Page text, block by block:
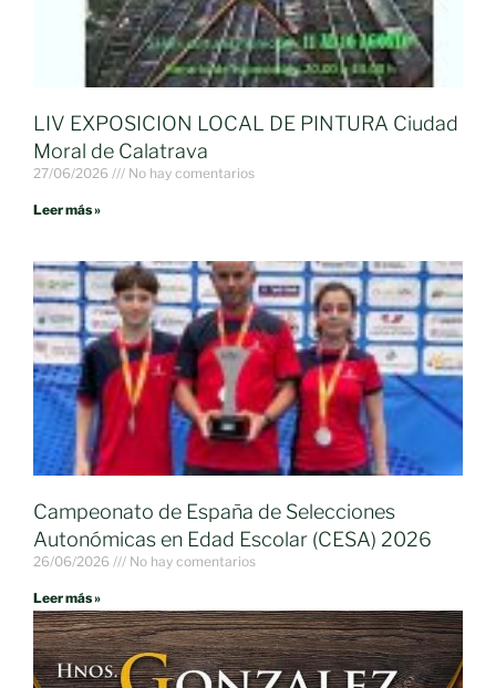
LIV EXPOSICION LOCAL DE PINTURA Ciudad
Moral de Calatrava
27/06/2026 No hay comentarios
Leer más »
Campeonato de España de Selecciones
Autonómicas en Edad Escolar (CESA) 2026
26/06/2026 No hay comentarios
Leer más »